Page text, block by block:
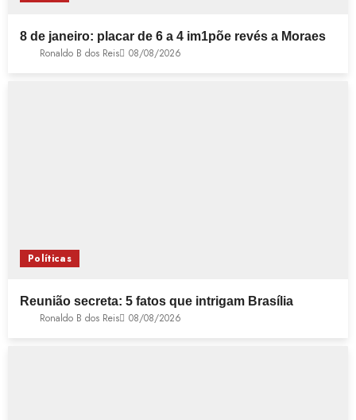
8 de janeiro: placar de 6 a 4 im1põe revés a Moraes
Ronaldo B dos Reis 08/08/2026
Políticas
Reunião secreta: 5 fatos que intrigam Brasília
Ronaldo B dos Reis 08/08/2026